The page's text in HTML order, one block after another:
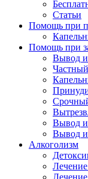
Статьи
Помощь при
Помощь при
Вывод
Вывод
Вывод
Алкоголизм